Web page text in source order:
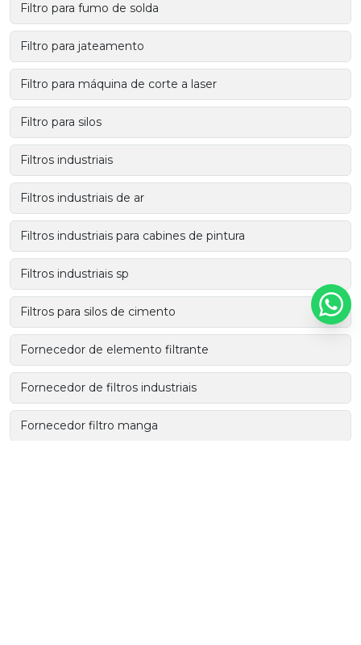
Filtro para fumo de solda
Filtro para jateamento
Filtro para máquina de corte a laser
Filtro para silos
Filtros industriais
Filtros industriais de ar
Filtros industriais para cabines de pintura
Filtros industriais sp
Filtros para silos de cimento
Fornecedor de elemento filtrante
Fornecedor de filtros industriais
Fornecedor filtro manga